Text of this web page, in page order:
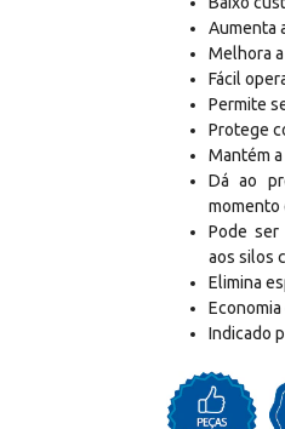
Aumenta
Melhora
Fácil
Permite
Protege
Mantém
Dá ao
momento
Pode ser
aos silos
Elimina
Indicado